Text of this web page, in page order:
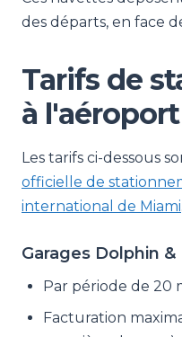
des départs, en face
Tarifs de
à
Les tarifs ci-dessous
officielle de
international de Miami
Garages Dolphin
Par période de 20
Facturation